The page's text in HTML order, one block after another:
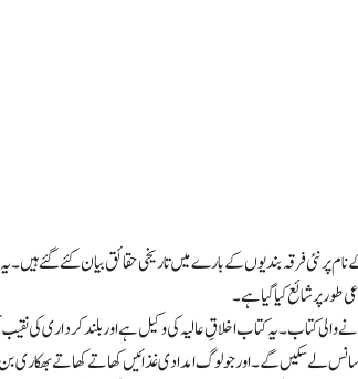
پر نئی فرقہ بندیوں کے بارے میں تاریخی حقائق بیان کئے گئے ہیں۔ یہ
طور پر شائع کیا گیا ہے۔
کتاب۔ یہ کتاب اخلاقِ عالیہ کی وکیل ہے اور بلند کرداری کی
لے سکیں گے۔ اور جو لوگ امدادی غذائیں کھاتے کھاتے بھکاری